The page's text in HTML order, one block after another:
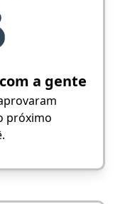
a gente
próximo